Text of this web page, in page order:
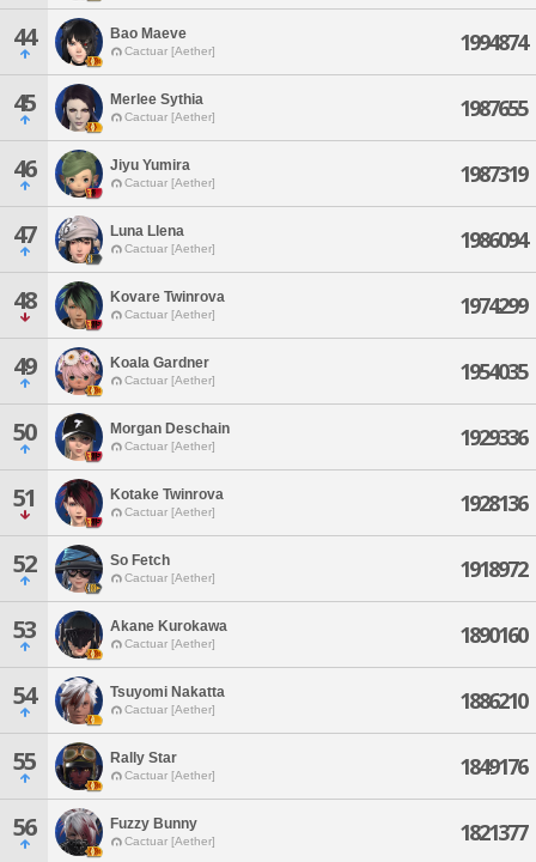
44 Bao Maeve
Cactuar [Aether] 1994874
45 Merlee Sythia
Cactuar [Aether] 1987655
46 Jiyu Yumira
Cactuar [Aether] 1987319
47 Luna Llena
Cactuar [Aether] 1986094
48 Kovare Twinrova
Cactuar [Aether] 1974299
49 Koala Gardner
Cactuar [Aether] 1954035
50 Morgan Deschain
Cactuar [Aether] 1929336
51 Kotake Twinrova
Cactuar [Aether] 1928136
52 So Fetch
Cactuar [Aether] 1918972
53 Akane Kurokawa
Cactuar [Aether] 1890160
54 Tsuyomi Nakatta
Cactuar [Aether] 1886210
55 Rally Star
Cactuar [Aether] 1849176
56 Fuzzy Bunny
Cactuar [Aether] 1821377